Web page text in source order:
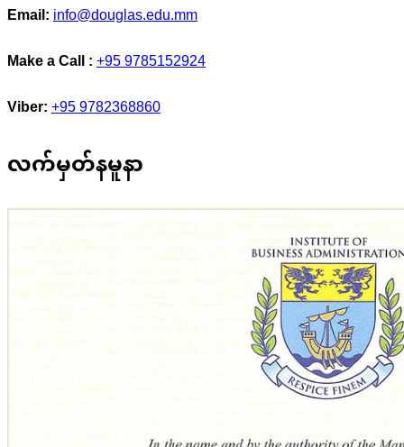
Email:info@douglas.edu.mm
Make a Call :+95 9785152924
Viber:+95 9782368860
လက်မှတ်နမူနာ